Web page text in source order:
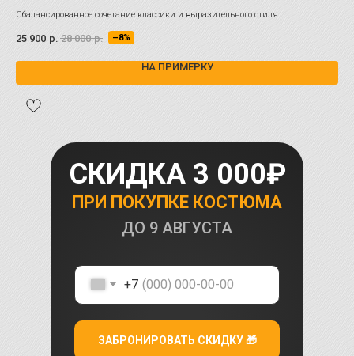
Сбалансированное сочетание классики и выразительного стиля
25 900 р. 28 000 р. –8%
НА ПРИМЕРКУ
ПРИ ПОКУПКЕ КОСТЮМА
СКИДКА 3 000₽
ДО 9 АВГУСТА
+7
ЗАБРОНИРОВАТЬ СКИДКУ 🎁